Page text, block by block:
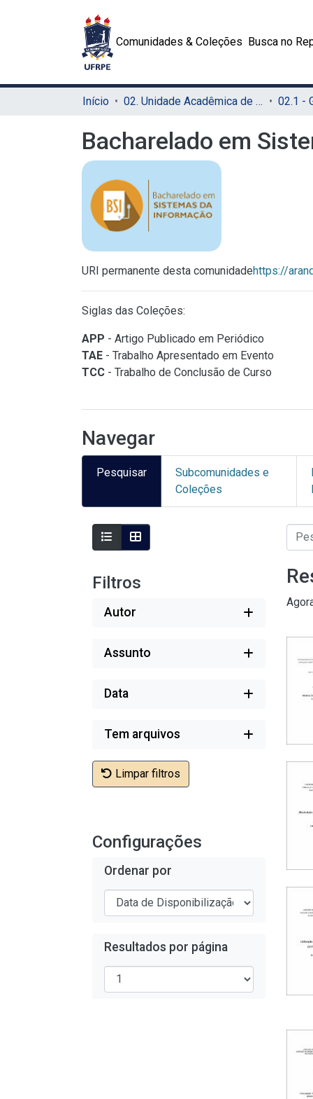
Comunidades & Coleções Busca no
Início 02. Unidade Acadêmica de Educação a Distância e Tecnologia (UAEADTec)
Bacharelado em
URI permanente desta comunidadehttps://
Siglas das Coleções:
APP - Artigo Publicado em Periódico
TAE - Trabalho Apresentado em Evento
TCC - Trabalho de Conclusão de Curso
Navegar
Pesquisar
Subcomunidades e
Coleções
Filtros
Autor
Assunto
Data
Tem arquivos
Limpar filtros
Configurações
Ordenar por
Resultados por página